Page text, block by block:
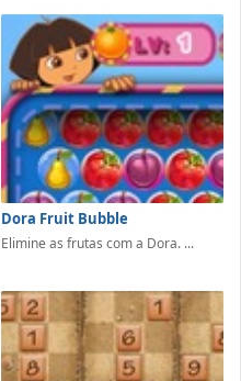
Dora Fruit Bubble
Elimine as frutas com a Dora. ...